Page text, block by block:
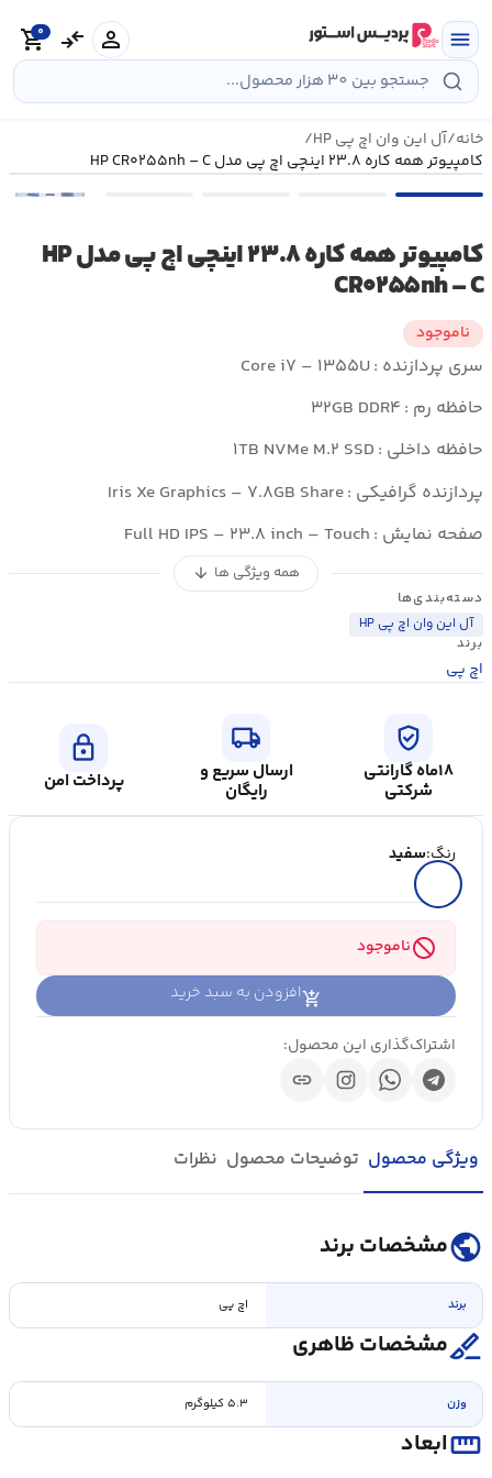
به
محتوا
menu
person
compare_arrows
shopping_cart
0
خانه/آل این وان اچ پی HP
/
کامپیوتر همه کاره ۲۳.۸ اینچی اچ پی مدل HP CR۰۲۵۵nh – C
•••
کامپیوتر همه کاره ۲۳.۸ اینچی اچ پی مدل HP
CR۰۲۵۵nh – C
ناموجود
سری پردازنده :Core i۷ – ۱۳۵۵U
حافظه رم : ۳۲GB DDR۴
حافظه داخلی : ۱TB NVMe M.۲ SSD
پردازنده گرافیکی :Iris Xe Graphics – ۷.۸GB Share
صفحه نمایش : Full HD IPS – ۲۳.۸ inch – Touch
همه ویژگی ها arrow_downward
دسته‌بندی‌ها
آل این وان اچ پی HP
برند
اچ پی
verified_user
۱۸ماه گارانتی
شرکتی
local_shipping
ارسال سریع و
رایگان
lock
پرداخت امن
رنگ:سفید
blockناموجود
افزودن به سبد خرید
اشتراک‌گذاری این محصول:
link
ویژگی محصول توضیحات محصول نظرات
publicمشخصات برند
برند اچ پی
surgicalمشخصات ظاهری
وزن ۵.۳ کیلوگرم
straightenابعاد